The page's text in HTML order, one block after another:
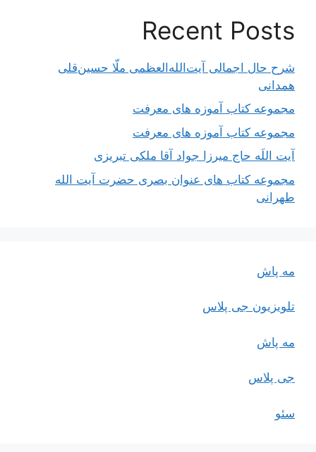
Recent Posts
شرح حال اجمالی آیت‌الله‌العظمی ملّا حسین‌قلی
همدانی
مجموعه کتاب آموزه های معرفت
مجموعه کتاب آموزه های معرفت
آیت اللَه حاج میرزا جواد آقا ملکی تبریزی
مجموعه کتاب های عنوان بصری حضرت آیت الله
طهرانی
مه پاش
تلویزیون جی پلاس
مه پاش
جی پلاس
سئو